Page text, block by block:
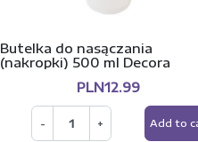
Butelka do nasączania
(nakropki) 500 ml Decora
PLN12.99
- + Add to